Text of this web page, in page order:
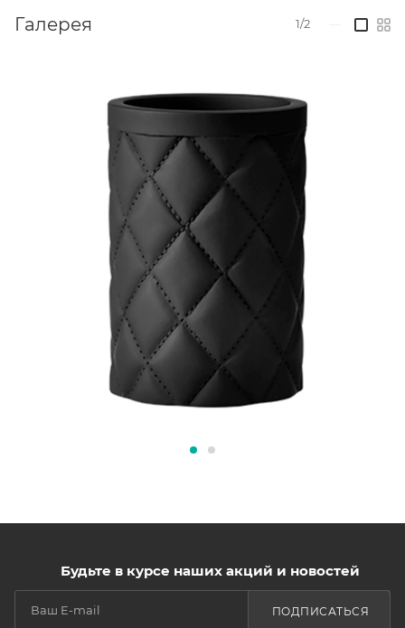
Галерея 1/2
Будьте в курсе наших акций и новостей
ПОДПИСАТЬСЯ